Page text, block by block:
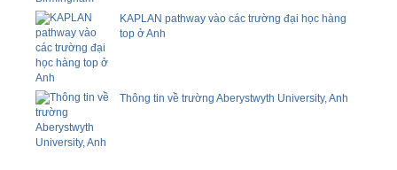
KAPLAN pathway vào các trường đại học hàng
top ở Anh
Thông tin về trường Aberystwyth University, Anh